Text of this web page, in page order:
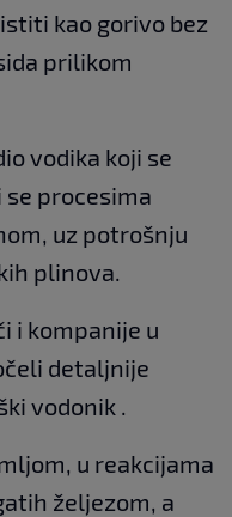
kao gorivo bez
prilikom
vodika koji se
procesima
uz potrošnju
plinova.
i kompanije u
detaljnije
vodonik .
u reakcijama
željezom, a